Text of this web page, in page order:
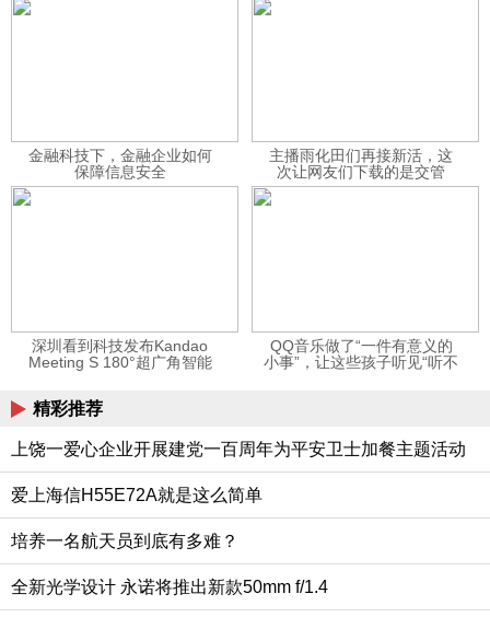
金融科技下，金融企业如何
保障信息安全
主播雨化田们再接新活，这
次让网友们下载的是交管
12123APP
深圳看到科技发布Kandao
Meeting S 180°超广角智能
QQ音乐做了“一件有意义的
小事”，让这些孩子听见“听不
精彩推荐
上饶一爱心企业开展建党一百周年为平安卫士加餐主题活动
爱上海信H55E72A就是这么简单
培养一名航天员到底有多难？
全新光学设计 永诺将推出新款50mm f/1.4